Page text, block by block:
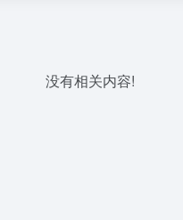
没有相关内容!